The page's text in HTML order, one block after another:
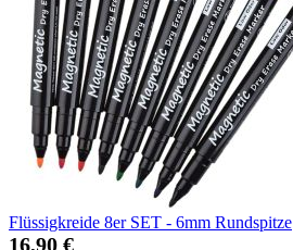
Flüssigkreide 8er SET - 6mm Rundspitze
16,90 €